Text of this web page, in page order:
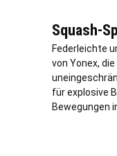
Squash-
Federleichte
von Yonex,
für explosive
Bewegungen